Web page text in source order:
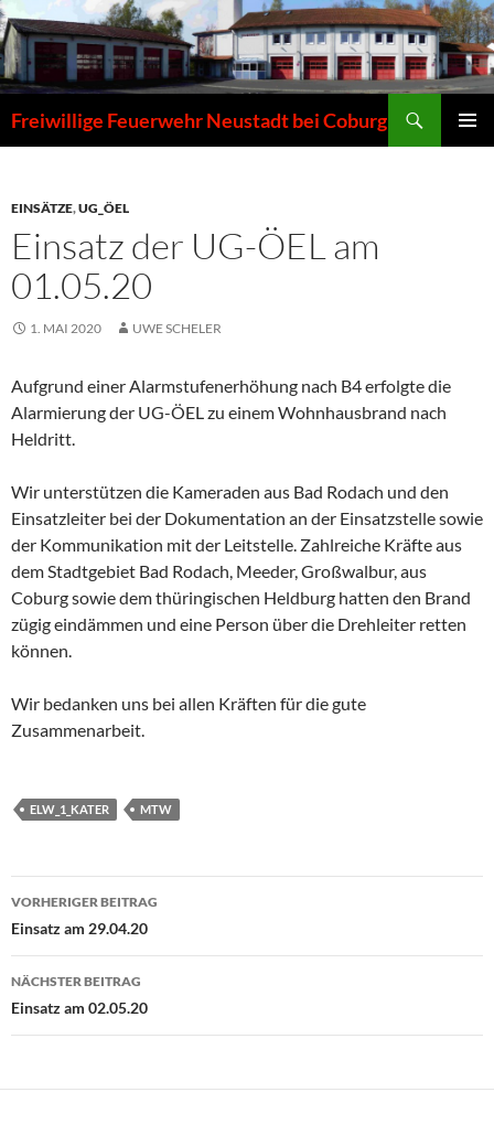
Zum
Inhalt
springen
Freiwillige Feuerwehr Neustadt bei Coburg
EINSÄTZE,UG_ÖEL
Einsatz der UG-ÖEL am
01.05.20
1. MAI 2020 UWE SCHELER
Aufgrund einer Alarmstufenerhöhung nach B4 erfolgte die
Alarmierung der UG-ÖEL zu einem Wohnhausbrand nach
Heldritt.
Wir unterstützen die Kameraden aus Bad Rodach und den
Einsatzleiter bei der Dokumentation an der Einsatzstelle sowie
der Kommunikation mit der Leitstelle. Zahlreiche Kräfte aus
dem Stadtgebiet Bad Rodach, Meeder, Großwalbur, aus
Coburg sowie dem thüringischen Heldburg hatten den Brand
zügig eindämmen und eine Person über die Drehleiter retten
können.
Wir bedanken uns bei allen Kräften für die gute
Zusammenarbeit.
ELW_1_KATER MTW
Beitragsnavigation
VORHERIGER BEITRAG
Einsatz am 29.04.20
NÄCHSTER BEITRAG
Einsatz am 02.05.20